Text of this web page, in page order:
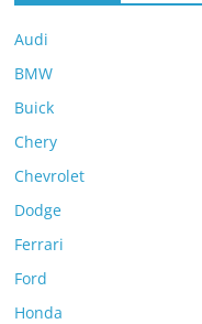
Audi
BMW
Buick
Chery
Chevrolet
Dodge
Ferrari
Ford
Honda